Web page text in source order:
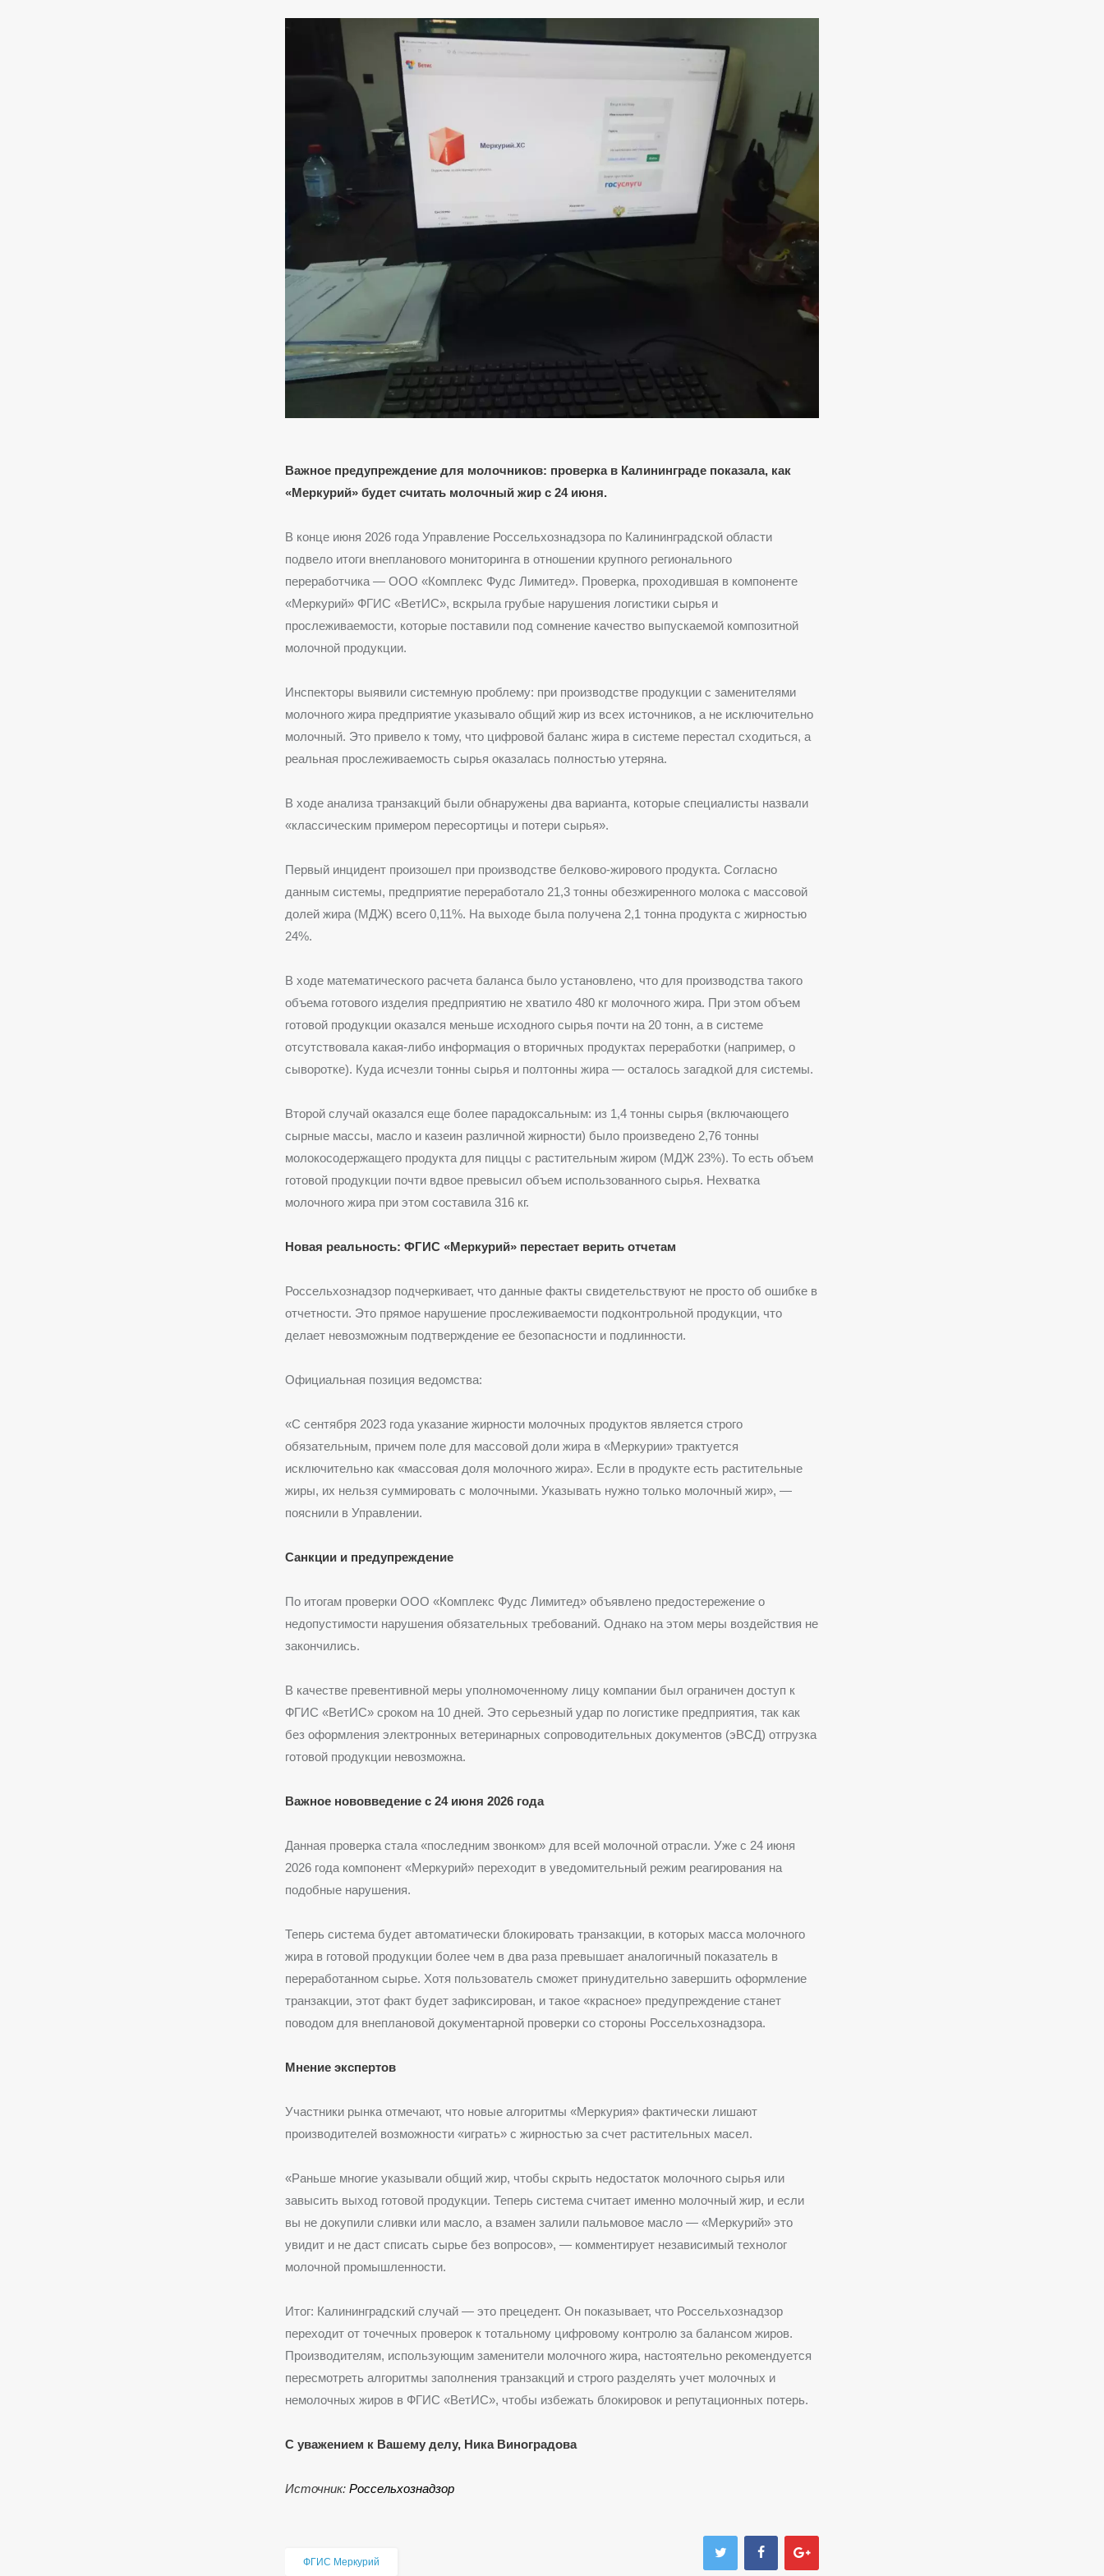
Важное предупреждение для молочников: проверка в Калининграде показала, как
«Меркурий» будет считать молочный жир с 24 июня.
В конце июня 2026 года Управление Россельхознадзора по Калининградской области
подвело итоги внепланового мониторинга в отношении крупного регионального
переработчика — ООО «Комплекс Фудс Лимитед». Проверка, проходившая в компоненте
«Меркурий» ФГИС «ВетИС», вскрыла грубые нарушения логистики сырья и
прослеживаемости, которые поставили под сомнение качество выпускаемой композитной
молочной продукции.
Инспекторы выявили системную проблему: при производстве продукции с заменителями
молочного жира предприятие указывало общий жир из всех источников, а не исключительно
молочный. Это привело к тому, что цифровой баланс жира в системе перестал сходиться, а
реальная прослеживаемость сырья оказалась полностью утеряна.
В ходе анализа транзакций были обнаружены два варианта, которые специалисты назвали
«классическим примером пересортицы и потери сырья».
Первый инцидент произошел при производстве белково-жирового продукта. Согласно
данным системы, предприятие переработало 21,3 тонны обезжиренного молока с массовой
долей жира (МДЖ) всего 0,11%. На выходе была получена 2,1 тонна продукта с жирностью
24%.
В ходе математического расчета баланса было установлено, что для производства такого
объема готового изделия предприятию не хватило 480 кг молочного жира. При этом объем
готовой продукции оказался меньше исходного сырья почти на 20 тонн, а в системе
отсутствовала какая-либо информация о вторичных продуктах переработки (например, о
сыворотке). Куда исчезли тонны сырья и полтонны жира — осталось загадкой для системы.
Второй случай оказался еще более парадоксальным: из 1,4 тонны сырья (включающего
сырные массы, масло и казеин различной жирности) было произведено 2,76 тонны
молокосодержащего продукта для пиццы с растительным жиром (МДЖ 23%). То есть объем
готовой продукции почти вдвое превысил объем использованного сырья. Нехватка
молочного жира при этом составила 316 кг.
Новая реальность: ФГИС «Меркурий» перестает верить отчетам
Россельхознадзор подчеркивает, что данные факты свидетельствуют не просто об ошибке в
отчетности. Это прямое нарушение прослеживаемости подконтрольной продукции, что
делает невозможным подтверждение ее безопасности и подлинности.
Официальная позиция ведомства:
«С сентября 2023 года указание жирности молочных продуктов является строго
обязательным, причем поле для массовой доли жира в «Меркурии» трактуется
исключительно как «массовая доля молочного жира». Если в продукте есть растительные
жиры, их нельзя суммировать с молочными. Указывать нужно только молочный жир», —
пояснили в Управлении.
Санкции и предупреждение
По итогам проверки ООО «Комплекс Фудс Лимитед» объявлено предостережение о
недопустимости нарушения обязательных требований. Однако на этом меры воздействия не
закончились.
В качестве превентивной меры уполномоченному лицу компании был ограничен доступ к
ФГИС «ВетИС» сроком на 10 дней. Это серьезный удар по логистике предприятия, так как
без оформления электронных ветеринарных сопроводительных документов (эВСД) отгрузка
готовой продукции невозможна.
Важное нововведение с 24 июня 2026 года
Данная проверка стала «последним звонком» для всей молочной отрасли. Уже с 24 июня
2026 года компонент «Меркурий» переходит в уведомительный режим реагирования на
подобные нарушения.
Теперь система будет автоматически блокировать транзакции, в которых масса молочного
жира в готовой продукции более чем в два раза превышает аналогичный показатель в
переработанном сырье. Хотя пользователь сможет принудительно завершить оформление
транзакции, этот факт будет зафиксирован, и такое «красное» предупреждение станет
поводом для внеплановой документарной проверки со стороны Россельхознадзора.
Мнение экспертов
Участники рынка отмечают, что новые алгоритмы «Меркурия» фактически лишают
производителей возможности «играть» с жирностью за счет растительных масел.
«Раньше многие указывали общий жир, чтобы скрыть недостаток молочного сырья или
завысить выход готовой продукции. Теперь система считает именно молочный жир, и если
вы не докупили сливки или масло, а взамен залили пальмовое масло — «Меркурий» это
увидит и не даст списать сырье без вопросов», — комментирует независимый технолог
молочной промышленности.
Итог: Калининградский случай — это прецедент. Он показывает, что Россельхознадзор
переходит от точечных проверок к тотальному цифровому контролю за балансом жиров.
Производителям, использующим заменители молочного жира, настоятельно рекомендуется
пересмотреть алгоритмы заполнения транзакций и строго разделять учет молочных и
немолочных жиров в ФГИС «ВетИС», чтобы избежать блокировок и репутационных потерь.
С уважением к Вашему делу, Ника Виноградова
Источник: Россельхознадзор
ФГИС Меркурий